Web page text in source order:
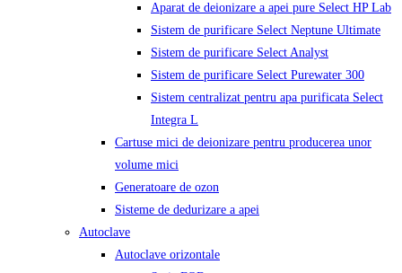
Aparat de deionizare a apei pure Select HP Lab
Sistem de purificare Select Neptune Ultimate
Sistem de purificare Select Analyst
Sistem de purificare Select Purewater 300
Sistem centralizat pentru apa purificata Select
Integra L
Cartuse mici de deionizare pentru producerea unor
volume mici
Generatoare de ozon
Sisteme de dedurizare a apei
Autoclave
Autoclave orizontale